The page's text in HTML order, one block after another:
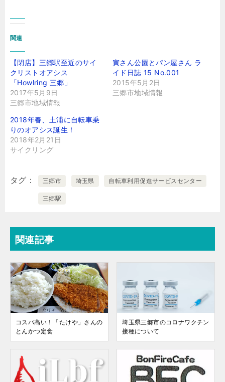
関連
【閉店】三郷駅至近のサイ
クリストオアシス
「Howlring 三郷」
2017年5月9日
三郷市地域情報
寅さん公園とパン屋さん ラ
イド日誌 15 No.001
2015年5月2日
三郷市地域情報
2018年春、土浦に自転車乗
りのオアシス誕生！
2018年2月21日
サイクリング
タグ 三郷市 埼玉県 自転車利用促進サービスセンター
三郷駅
関連記事
コスパ高い！「たけや」さんの
とんかつ定食
埼玉県三郷市のコロナワクチン
接種について